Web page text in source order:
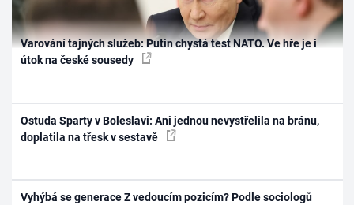
Varování tajných služeb: Putin chystá test NATO. Ve hře je i
útok na české sousedy
Ostuda Sparty v Boleslavi: Ani jednou nevystřelila na bránu,
doplatila na třesk v sestavě
Vyhýbá se generace Z vedoucím pozicím? Podle sociologů